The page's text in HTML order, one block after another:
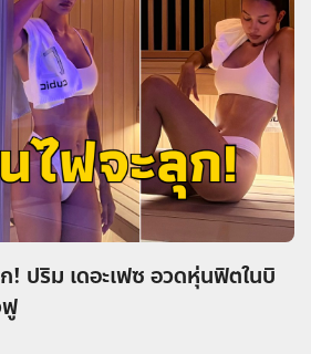
! ปริม เดอะเฟซ อวดหุ่นฟิตในบิ
ฟู